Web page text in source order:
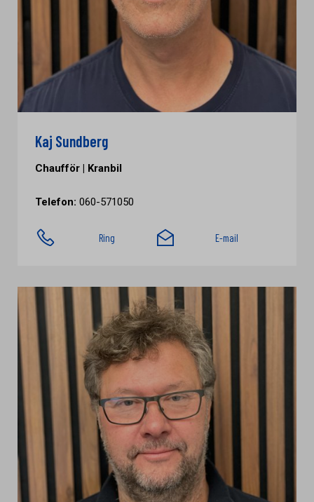
Kaj Sundberg
Chaufför | Kranbil
Telefon: 060-571050
Ring E-mail